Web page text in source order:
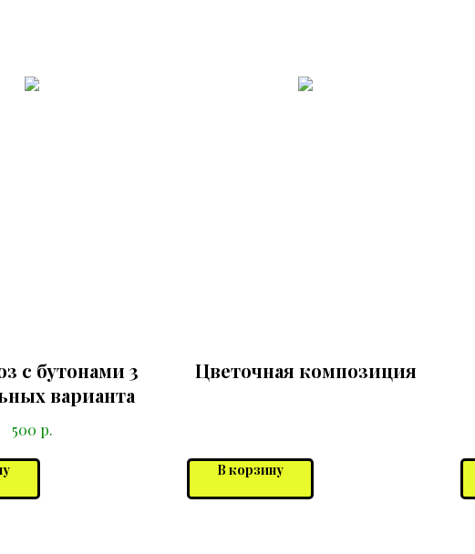
с бутонами 3
варианта
500 р.
Цветочная композиция
В корзину